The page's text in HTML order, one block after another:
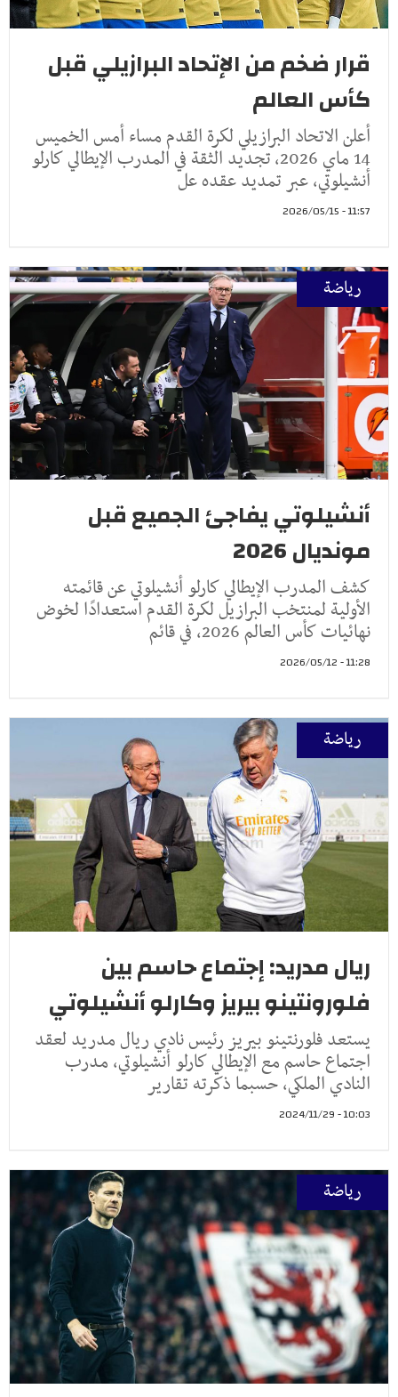
قرار ضخم من الإتحاد البرازيلي قبل
كأس العالم
أعلن الاتحاد البرازيلي لكرة القدم مساء أمس الخميس
14 ماي 2026، تجديد الثقة في المدرب الإيطالي كارلو
أنشيلوتي، عبر تمديد عقده عل
11:57 - 2026/05/15
رياضة
أنشيلوتي يفاجئ الجميع قبل
مونديال 2026
كشف المدرب الإيطالي كارلو أنشيلوتي عن قائمته
الأولية لمنتخب البرازيل لكرة القدم استعدادًا لخوض
نهائيات كأس العالم 2026، في قائم
11:28 - 2026/05/12
رياضة
ريال مدريد: إجتماع حاسم بين
فلورونتينو بيريز وكارلو أنشيلوتي
يستعد فلورنتينو بيريز رئيس نادي ريال مدريد لعقد
اجتماع حاسم مع الإيطالي كارلو أنشيلوتي، مدرب
النادي الملكي، حسبما ذكرته تقارير
10:03 - 2024/11/29
رياضة